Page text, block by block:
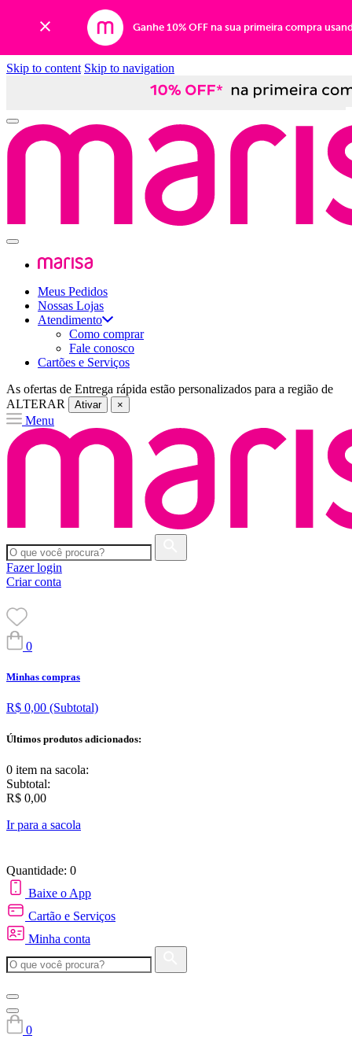
Ganhe 10% OFF na sua primeira compra
Skip to content Skip to navigation
Meus Pedidos
Nossas Lojas
Atendimento
Como comprar
Fale conosco
Cartões e Serviços
As ofertas de Entrega rápida estão personalizados para a região de
ALTERAR
Ativar ×
Menu
Fazer login
Criar conta
0
Minhas compras
R$ 0,00 (Subtotal)
Últimos produtos adicionados:
0 item na sacola:
Subtotal:
R$ 0,00
Ir para a sacola
Quantidade: 0
Baixe o App
Cartão e Serviços
Minha conta
0